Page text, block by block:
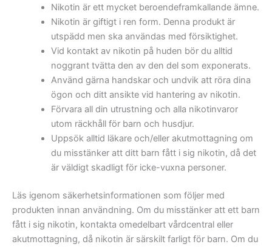
Nikotin är ett mycket beroendeframkallande ämne.
Nikotin är giftigt i ren form. Denna produkt är
utspädd men ska användas med försiktighet.
Vid kontakt av nikotin på huden bör du alltid
noggrant tvätta den av den del som exponerats.
Använd gärna handskar och undvik att röra dina
ögon och ditt ansikte vid hantering av nikotin.
Förvara all din utrustning och alla nikotinvaror
utom räckhåll för barn och husdjur.
Uppsök alltid läkare och/eller akutmottagning om
du misstänker att ditt barn fått i sig nikotin, då det
är väldigt skadligt för icke-vuxna personer.
Läs igenom säkerhetsinformationen som följer med
produkten innan användning. Om du misstänker att ett barn
fått i sig nikotin, kontakta omedelbart vårdcentral eller
akutmottagning, då nikotin är särskilt farligt för barn. Om du